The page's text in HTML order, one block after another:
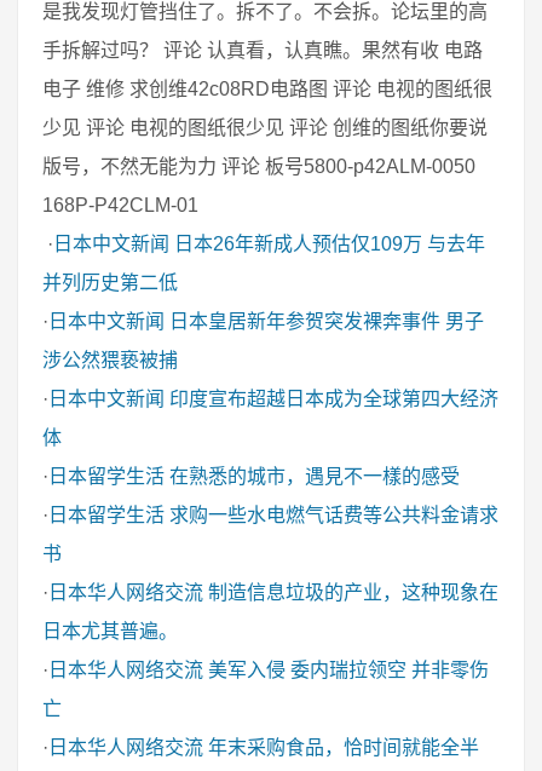
是我发现灯管挡住了。拆不了。不会拆。论坛里的高
手拆解过吗？ 评论 认真看，认真瞧。果然有收 电路
电子 维修 求创维42c08RD电路图 评论 电视的图纸很
少见 评论 电视的图纸很少见 评论 创维的图纸你要说
版号，不然无能为力 评论 板号5800-p42ALM-0050
168P-P42CLM-01
· 日本中文新闻
日本26年新成人预估仅109万 与去年
并列历史第二低
· 日本中文新闻
日本皇居新年参贺突发裸奔事件 男子
涉公然猥亵被捕
· 日本中文新闻 印度宣布超越日本成为全球第四大经济
体
· 日本留学生活 在熟悉的城市，遇見不一樣的感受
· 日本留学生活 求购一些水电燃气话费等公共料金请求
书
· 日本华人网络交流 制造信息垃圾的产业，这种现象在
日本尤其普遍。
· 日本华人网络交流 美军入侵 委内瑞拉领空 并非零伤
亡
· 日本华人网络交流 年末采购食品，恰时间就能全半